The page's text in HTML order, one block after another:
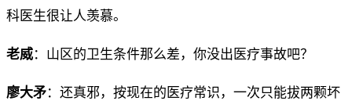
科医生很让人羡慕。
老威：山区的卫生条件那么差，你没出医疗事故吧？
廖大矛：还真邪，按现在的医疗常识，一次只能拔两颗坏